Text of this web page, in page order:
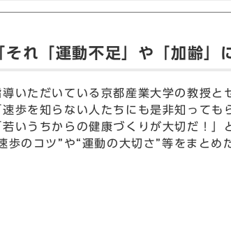
れ「運動不足」や「加齢」
いただいている京都産業大学の教授と
歩を知らない人たちにも是非知っても
いうちからの健康づくりが大切だ！」
歩のコツ”や“運動の大切さ”等をまとめ